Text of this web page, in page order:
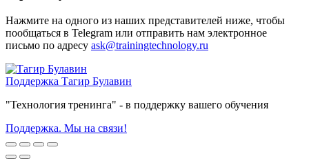
Нажмите на одного из наших представителей ниже, чтобы
пообщаться в Telegram или отправить нам электронное
письмо по адресу ask@trainingtechnology.ru
Поддержка Тагир Булавин
"Технология тренинга" - в поддержку вашего обучения
Поддержка. Мы на связи!